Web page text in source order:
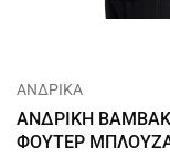
ΑΝΔΡΙΚΑ
ΑΝΔΡΙΚΗ
ΦΟΥΤΕΡ